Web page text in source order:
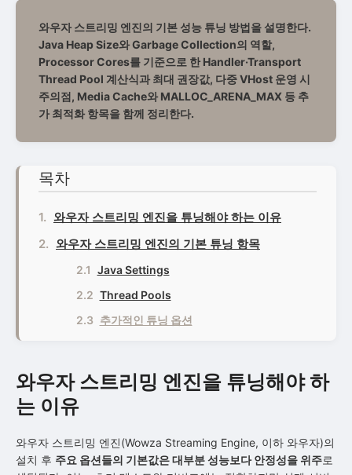
와우자 스트리밍 엔진의 기본 성능 튜닝 방법을 설명한다.
Java Heap Size와 Garbage Collection의 역할,
Processor Cores를 기준으로 한 Handler·Transport
Thread Pool 계산식과 최대 권장값, 다중 VHost 운영 시
주의점, Media Cache와 MALLOC_ARENA_MAX 등 추
가 최적화 항목을 함께 정리한다.
목차
와우자 스트리밍 엔진을 튜닝해야 하는 이유
와우자 스트리밍 엔진의 기본 튜닝 항목
Java Settings
Thread Pools
추가적인 튜닝 옵션
와우자 스트리밍 엔진을 튜닝해야 하
는 이유
와우자 스트리밍 엔진(Wowza Streaming Engine, 이하 와우자)의
설치 후 주요 옵션들의 기본값은 대부분 성능보다 안정성을 위주로